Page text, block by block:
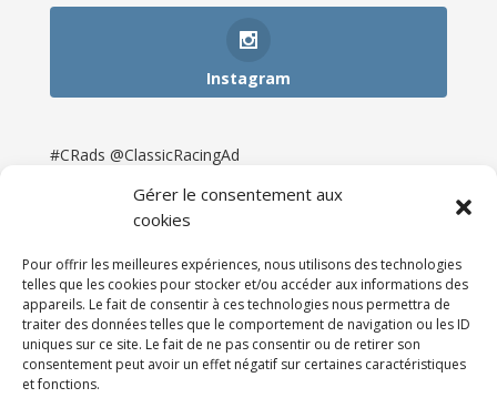
Gérer le consentement aux
cookies
Pour offrir les meilleures expériences, nous utilisons des technologies
telles que les cookies pour stocker et/ou accéder aux informations des
appareils. Le fait de consentir à ces technologies nous permettra de
traiter des données telles que le comportement de navigation ou les ID
uniques sur ce site. Le fait de ne pas consentir ou de retirer son
consentement peut avoir un effet négatif sur certaines caractéristiques
et fonctions.
Instagram
#CRads @ClassicRacingAd